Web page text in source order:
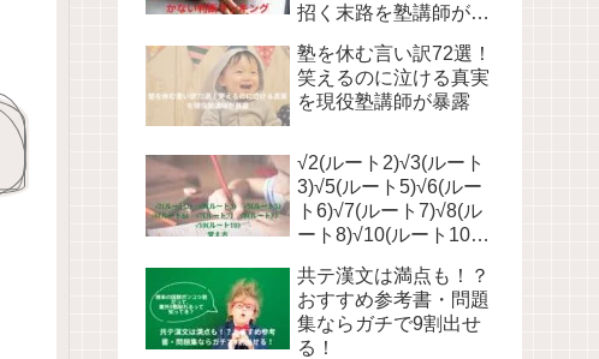
招く末路を塾講師が語
塾を休む言い訳72選！
笑えるのに泣ける真実
を現役塾講師が暴露
√2(ルート2)√3(ルート
3)√5(ルート5)√6(ルー
ト6)√7(ルート7)√8(ル
ート8)√10(ルート10)
共テ漢文は満点も！？
おすすめ参考書・問題
集ならガチで9割出せ
る！